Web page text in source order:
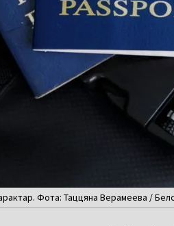
Фота: Таццяна Верамеева /